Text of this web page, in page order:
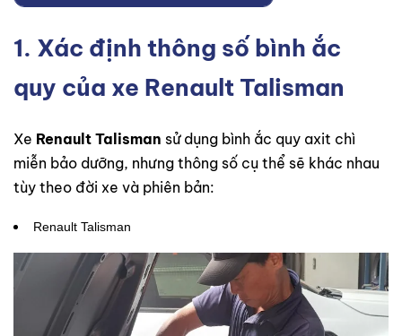
1. Xác định thông số bình ắc
quy của xe Renault Talisman
Xe Renault Talisman sử dụng bình ắc quy axit chì
miễn bảo dưỡng, nhưng thông số cụ thể sẽ khác nhau
tùy theo đời xe và phiên bản:
Renault Talisman